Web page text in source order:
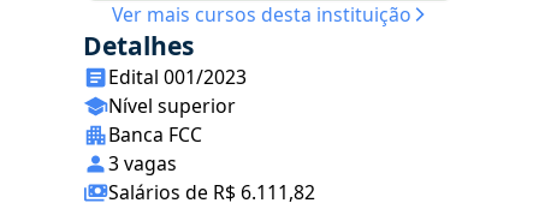
Ver mais cursos desta instituição
Detalhes
Edital 001/2023
Nível superior
Banca FCC
3 vagas
Salários de R$ 6.111,82